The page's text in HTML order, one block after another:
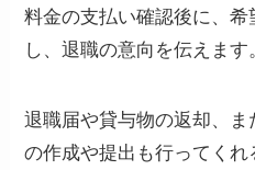
料金の支払い確認後に、
し、退職の意向を伝えます
退職届や貸与物の返却、
の作成や提出も行ってくれ